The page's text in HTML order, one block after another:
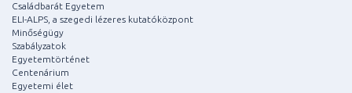
Családbarát Egyetem
ELI-ALPS, a szegedi lézeres kutatóközpont
Minőségügy
Szabályzatok
Egyetemtörténet
Centenárium
Egyetemi élet